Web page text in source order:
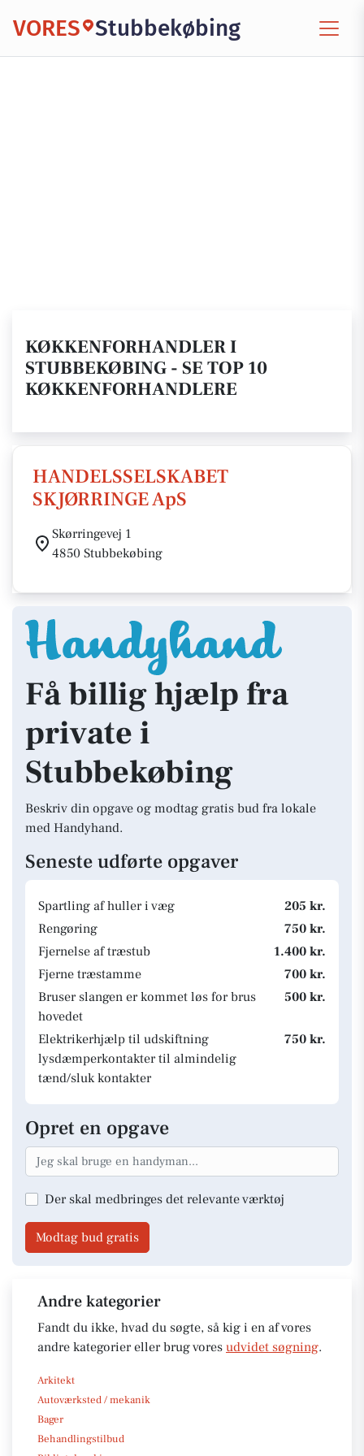
VORES Stubbekøbing
KØKKENFORHANDLER I
STUBBEKØBING - SE TOP 10
KØKKENFORHANDLERE
HANDELSSELSKABET
SKJØRRINGE ApS
Skørringevej 1
4850 Stubbekøbing
Få billig hjælp fra
private i
Stubbekøbing
Beskriv din opgave og modtag gratis bud fra lokale
med Handyhand.
Seneste udførte opgaver
Spartling af huller i væg
205 kr.
Rengøring
750 kr.
Fjernelse af træstub
1.400 kr.
Fjerne træstamme
700 kr.
Bruser slangen er kommet løs for brus
hovedet
500 kr.
Elektrikerhjælp til udskiftning
lysdæmperkontakter til almindelig
tænd/sluk kontakter
750 kr.
Opret en opgave
Der skal medbringes det relevante værktøj
Modtag bud gratis
Andre kategorier
Fandt du ikke, hvad du søgte, så kig i en af vores
andre kategorier eller brug vores udvidet søgning.
Arkitekt
Autoværksted / mekanik
Bager
Behandlingstilbud